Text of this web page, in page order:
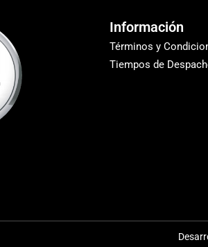
Información
Términos y
Tiempos de